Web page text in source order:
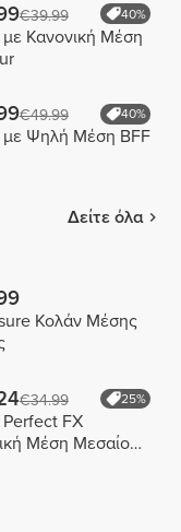
€39.99 40%
Κανονική Μέση
€49.99 40%
με Ψηλή Μέση BFF
Δείτε όλα
Κολάν Μέσης
€34.99 25%
Perfect FX
Μέση Μεσαίου